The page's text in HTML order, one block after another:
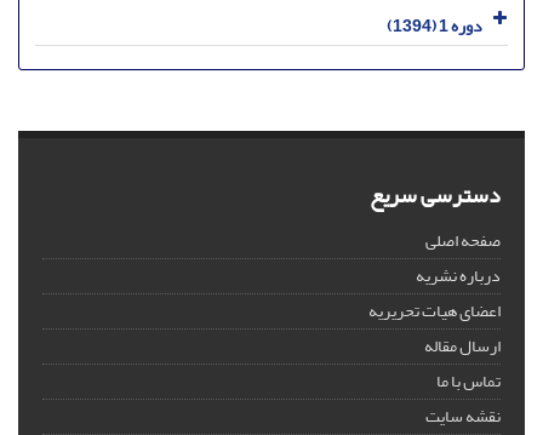
دوره 1 (1394)
دسترسی سریع
صفحه اصلی
درباره نشریه
اعضای هیات تحریریه
ارسال مقاله
تماس با ما
نقشه سایت